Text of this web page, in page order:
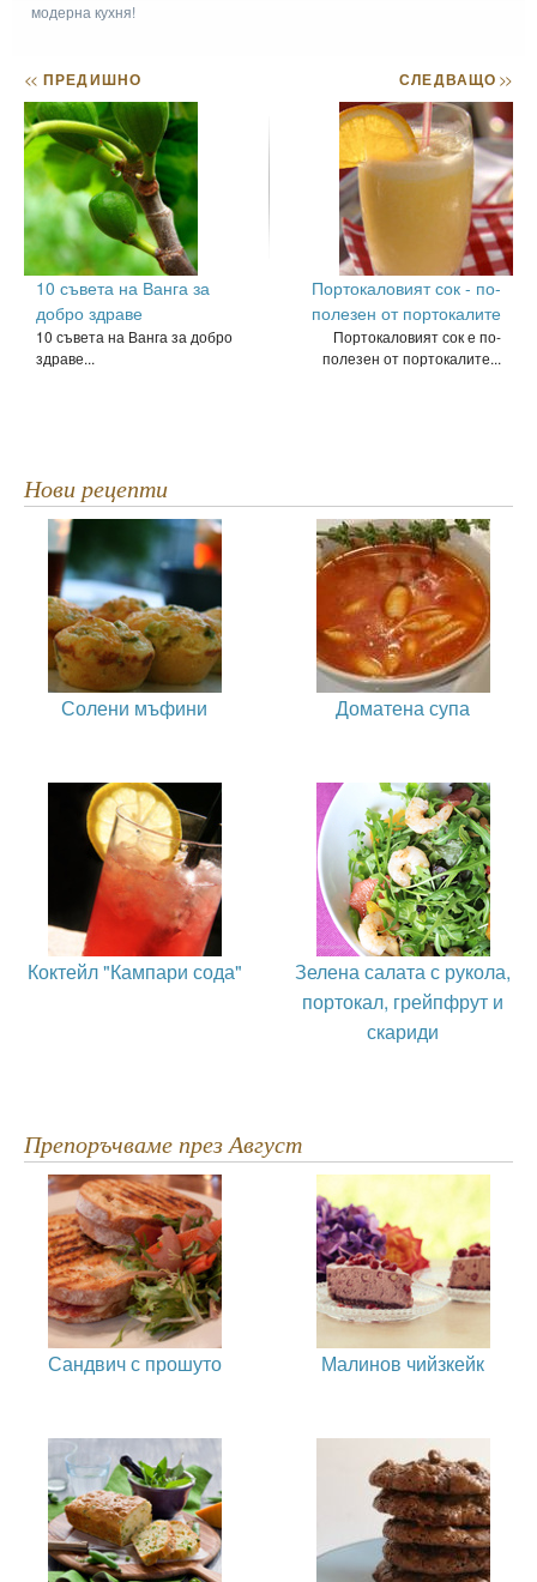
модерна кухня!
<< ПРЕДИШНО
10 съвета на Ванга за
добро здраве
10 съвета на Ванга за добро
здраве...
СЛЕДВАЩО>>
Портокаловият сок - по-
полезен от портокалите
Портокаловият сок е по-
полезен от портокалите...
Нови рецепти
Солени мъфини Доматена супа
Коктейл "Кампари сода"
Зелена салата с рукола,
портокал, грейпфрут и
скариди
Препоръчваме през Август
Сандвич с прошуто Малинов чийзкейк